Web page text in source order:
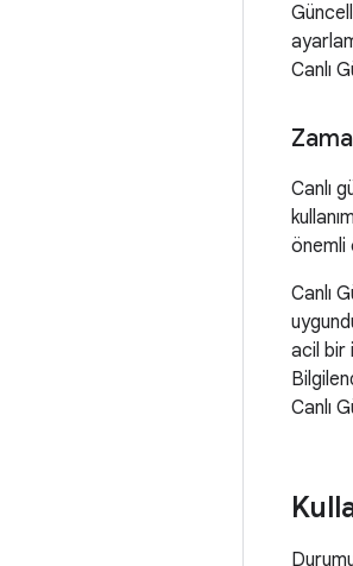
Canlı
Canlı
önemli
Canlı
acil bir
Canlı